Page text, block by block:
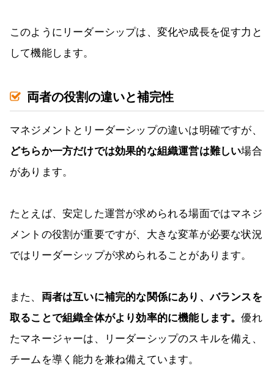
このようにリーダーシップは、変化や成長を促す力と
して機能します。
両者の役割の違いと補完性
マネジメントとリーダーシップの違いは明確ですが、
どちらか一方だけでは効果的な組織運営は難しい場合
があります。
たとえば、安定した運営が求められる場面ではマネジ
メントの役割が重要ですが、大きな変革が必要な状況
ではリーダーシップが求められることがあります。
また、 両者は互いに補完的な関係にあり、バランスを
取ることで組織全体がより効率的に機能します。優れ
たマネージャーは、リーダーシップのスキルを備え、
チームを導く能力を兼ね備えています。